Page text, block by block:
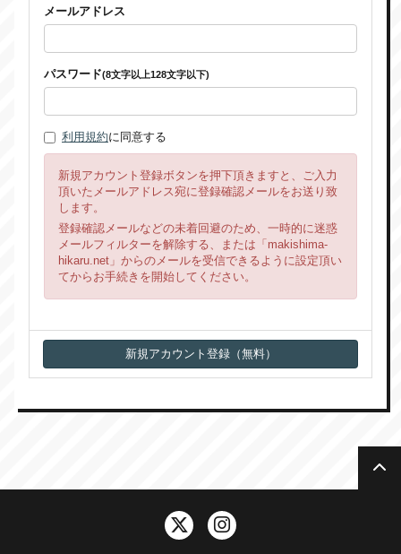
メールアドレス
パスワード(8文字以上128文字以下)
利用規約に同意する
新規アカウント登録ボタンを押下頂きますと、ご入力
頂いたメールアドレス宛に登録確認メールをお送り致
します。
登録確認メールなどの未着回避のため、一時的に迷惑
メールフィルターを解除する、または「makishima-
hikaru.net」からのメールを受信できるように設定頂い
てからお手続きを開始してください。